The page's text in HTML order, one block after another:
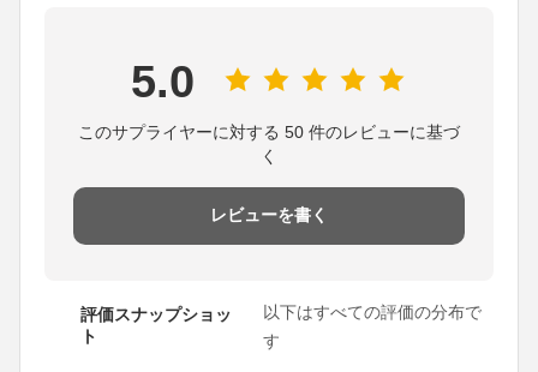
5.0
このサプライヤーに対する 50 件のレビューに基づ
く
レビューを書く
評価スナップショッ
ト
以下はすべての評価の分布で
す